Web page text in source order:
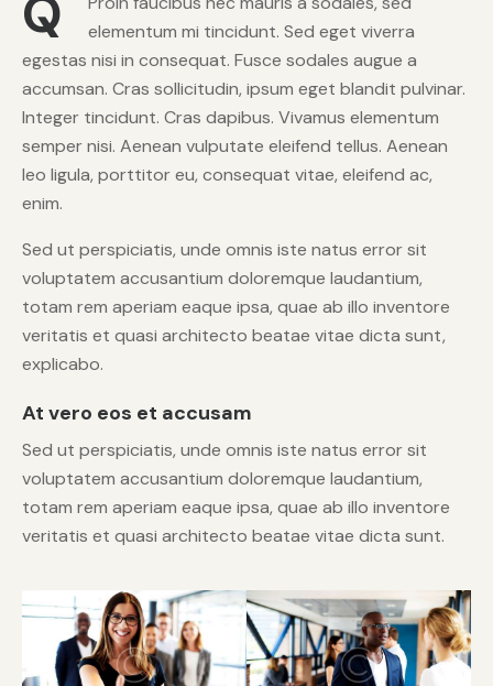
Q
elementum mi tincidunt. Sed eget viverra
egestas nisi in consequat. Fusce sodales augue a
accumsan. Cras sollicitudin, ipsum eget blandit pulvinar.
Integer tincidunt. Cras dapibus. Vivamus elementum
semper nisi. Aenean vulputate eleifend tellus. Aenean
leo ligula, porttitor eu, consequat vitae, eleifend ac,
enim.
Sed ut perspiciatis, unde omnis iste natus error sit
voluptatem accusantium doloremque laudantium,
totam rem aperiam eaque ipsa, quae ab illo inventore
veritatis et quasi architecto beatae vitae dicta sunt,
explicabo.
At vero eos et accusam
Sed ut perspiciatis, unde omnis iste natus error sit
voluptatem accusantium doloremque laudantium,
totam rem aperiam eaque ipsa, quae ab illo inventore
veritatis et quasi architecto beatae vitae dicta sunt.